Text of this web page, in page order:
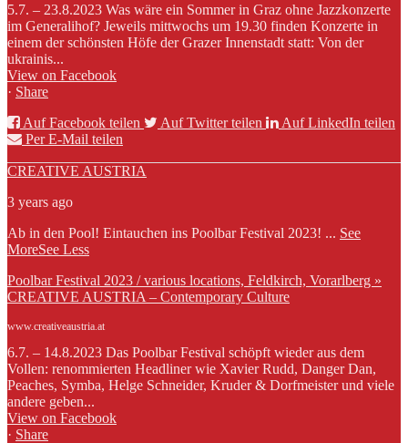
5.7. – 23.8.2023 Was wäre ein Sommer in Graz ohne Jazzkonzerte
im Generalihof? Jeweils mittwochs um 19.30 finden Konzerte in
einem der schönsten Höfe der Grazer Innenstadt statt: Von der
ukrainis...
View on Facebook
· Share
Auf Facebook teilen
Auf Twitter teilen
Auf LinkedIn teilen
Per E-Mail teilen
CREATIVE AUSTRIA
3 years ago
Ab in den Pool! Eintauchen ins Poolbar Festival 2023! ... See
MoreSee Less
Poolbar Festival 2023 / various locations, Feldkirch, Vorarlberg »
CREATIVE AUSTRIA – Contemporary Culture
www.creativeaustria.at
6.7. – 14.8.2023 Das Poolbar Festival schöpft wieder aus dem
Vollen: renommierten Headliner wie Xavier Rudd, Danger Dan,
Peaches, Symba, Helge Schneider, Kruder & Dorfmeister und viele
andere geben...
View on Facebook
· Share